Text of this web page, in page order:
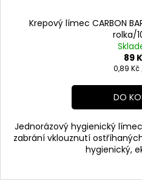
Krepový límec CARBON
rolka/
89
Měrná
0,89 Kč
DO
Jednorázový hygienický
zabrání vklouznutí
hygienický,